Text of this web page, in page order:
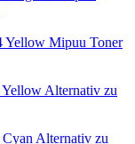
Mipuu Toner
Alternativ zu
Alternativ zu